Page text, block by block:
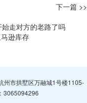
下一篇 >>
走对方的老路了吗
逊库存
州市拱墅区万融城1号楼1105-
3065094296